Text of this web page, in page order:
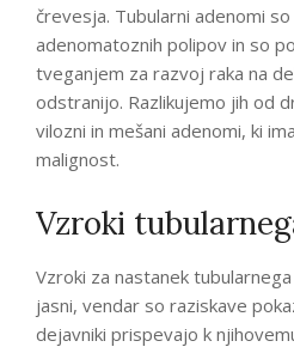
črevesja. Tubularni adenomi
adenomatoznih polipov in so
tveganjem za razvoj raka na
odstranijo. Razlikujemo jih od
vilozni in mešani adenomi, ki
malignost.
Vzroki
Vzroki za nastanek
jasni, vendar so raziskave
dejavniki prispevajo k